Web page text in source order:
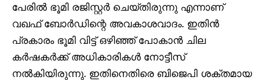
പേരിൽ ഭൂമി രജിസ്റ്റർ ചെയ്തിരുന്നു എന്നാണ്
വഖഫ് ബോർഡിന്റെ അവകാശവാദം. ഇതിൻ
പ്രകാരം ഭൂമി വിട്ട് ഒഴിഞ്ഞ് പോകാൻ ചില
കർഷകർക്ക് അധികാരികൾ നോട്ടീസ്
നൽകിയിരുന്നു. ഇതിനെതിരെ ബിജെപി ശക്തമായ